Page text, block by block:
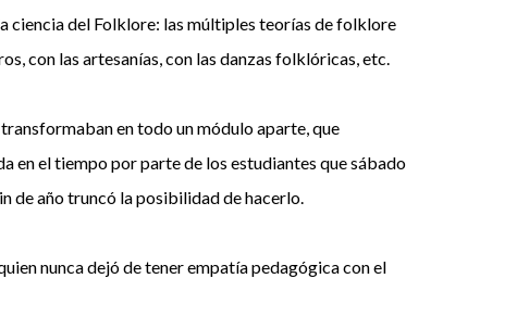
ciencia del Folklore: las múltiples teorías de folklore
con las artesanías, con las danzas folklóricas, etc.
en todo un módulo aparte, que
en el tiempo por parte de los estudiantes que sábado
de año truncó la posibilidad de hacerlo.
nunca dejó de tener empatía pedagógica con el